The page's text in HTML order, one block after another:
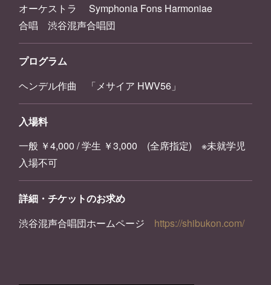
オーケストラ Symphonia Fons Harmoniae
合唱 渋谷混声合唱団
プログラム
ヘンデル作曲 「メサイア HWV56」
入場料
一般 ￥4,000 / 学生 ￥3,000 (全席指定) ※未就学児
入場不可
詳細・チケットのお求め
渋谷混声合唱団ホームページ https://shibukon.com/